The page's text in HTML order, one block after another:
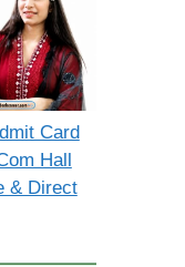
Card
Hall
& Direct